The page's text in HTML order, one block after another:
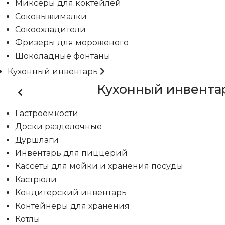
Миксеры для коктейлей
Соковыжималки
Сокоохладители
Фризеры для мороженого
Шоколадные фонтаны
Кухонный инвентарь
Кухонный
Гастроемкости
Доски разделочные
Дуршлаги
Инвентарь для пиццерий
Кассеты для мойки и хранения посуды
Кастрюли
Кондитерский инвентарь
Контейнеры для хранения
Котлы